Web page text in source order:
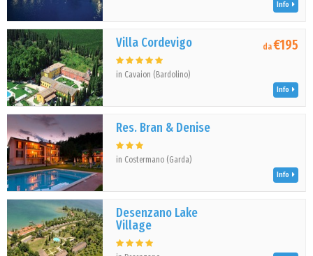
Info
Villa Cordevigo
in Cavaion (Bardolino)
da€195
Info
Res. Bran & Denise
in Costermano (Garda)
Info
Desenzano Lake
Village